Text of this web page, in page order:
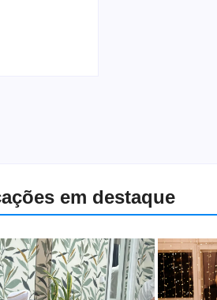
em destaque